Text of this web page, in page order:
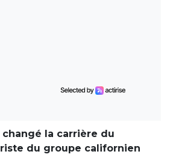
la carrière du
du groupe californien